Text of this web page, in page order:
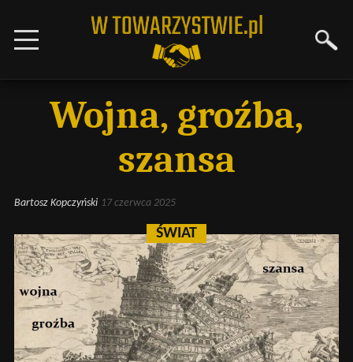
Wojna, groźba,
szansa
Bartosz Kopczyński 17 czerwca 2025
ŚWIAT